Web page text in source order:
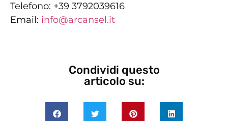
Telefono: +39 3792039616
Email: info@arcansel.it
Condividi questo
articolo su: